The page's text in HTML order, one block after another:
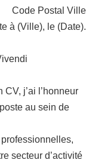
Code Postal Ville
à (Ville), le (Date).
j’ai l’honneur
au sein de
secteur d’activité